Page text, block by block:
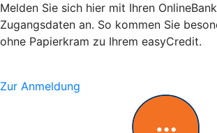
Melden Sie sich hier mit Ihren
Zugangsdaten an. So kommen Sie
ohne Papierkram zu Ihrem easyCredit.
Zur Anmeldung